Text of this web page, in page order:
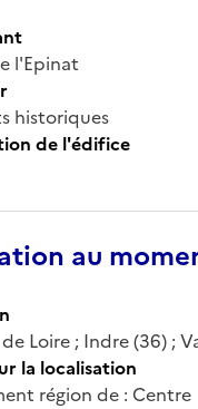
l'Epinat
historiques
de l'édifice
au
Loire ; Indre (36) ;
la localisation
région de : Centre